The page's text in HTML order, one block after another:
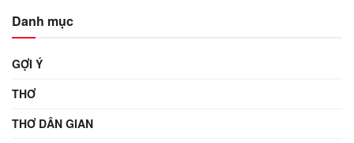
Danh mục
GỢI Ý
THƠ
THƠ DÂN GIAN